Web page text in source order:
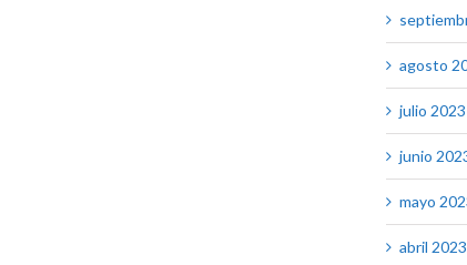
agosto
julio 2023
junio
mayo
abril 2023